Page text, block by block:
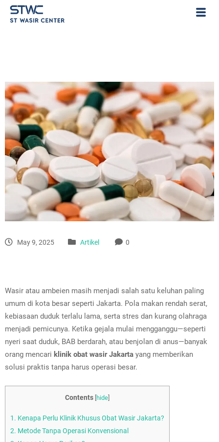
May 9, 2025 Artikel 0
Wasir atau ambeien masih menjadi salah satu keluhan paling
umum di kota besar seperti Jakarta. Pola makan rendah serat,
kebiasaan duduk terlalu lama, serta stres dan kurang olahraga
menjadi pemicunya. Ketika gejala mulai mengganggu—seperti
nyeri saat duduk, BAB berdarah, atau benjolan di anus—banyak
orang mencari klinik obat wasir Jakarta yang memberikan
solusi praktis tanpa harus operasi besar.
Contents hide
1. Kenapa Perlu Klinik Khusus Obat Wasir Jakarta?
2. Metode Tanpa Operasi Konvensional